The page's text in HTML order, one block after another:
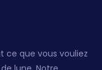
ce que vous vouliez